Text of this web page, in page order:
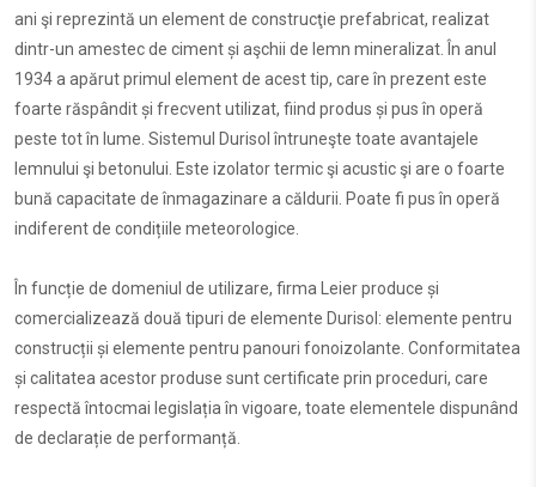
ani şi reprezintă un element de construcţie prefabricat, realizat
dintr-un amestec de ciment și aşchii de lemn mineralizat. În anul
1934 a apărut primul element de acest tip, care în prezent este
foarte răspândit și frecvent utilizat, fiind produs și pus în operă
peste tot în lume. Sistemul Durisol întruneşte toate avantajele
lemnului şi betonului. Este izolator termic şi acustic şi are o foarte
bună capacitate de înmagazinare a căldurii. Poate fi pus în operă
indiferent de condițiile meteorologice.
În funcție de domeniul de utilizare, firma Leier produce și
comercializează două tipuri de elemente Durisol: elemente pentru
construcții și elemente pentru panouri fonoizolante. Conformitatea
și calitatea acestor produse sunt certificate prin proceduri, care
respectă întocmai legislația în vigoare, toate elementele dispunând
de declarație de performanță.